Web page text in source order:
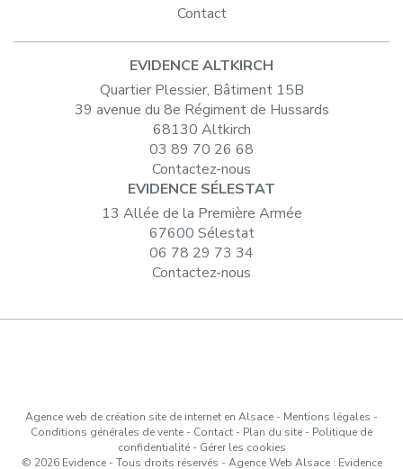
Contact
EVIDENCE ALTKIRCH
Quartier Plessier, Bâtiment 15B
39 avenue du 8e Régiment de Hussards
68130 Altkirch
03 89 70 26 68
Contactez-nous
EVIDENCE SÉLESTAT
13 Allée de la Première Armée
67600 Sélestat
06 78 29 73 34
Contactez-nous
Agence web de création site de internet en Alsace - Mentions légales -
Conditions générales de vente - Contact - Plan du site - Politique de
confidentialité- Gérer les cookies
© 2026 Evidence - Tous droits réservés -Agence Web Alsace : Evidence